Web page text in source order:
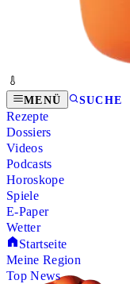
MENÜ SUCHE
Rezepte
Dossiers
Videos
Podcasts
Horoskope
Spiele
E-Paper
Wetter
Startseite
Meine Region
Top News